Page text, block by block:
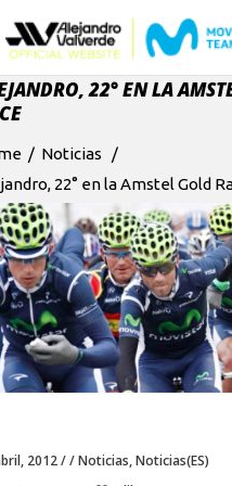
22° EN LA
/ Noticias
/
22° en la Amstel Gold
2012 Noticias,Noticias(ES)